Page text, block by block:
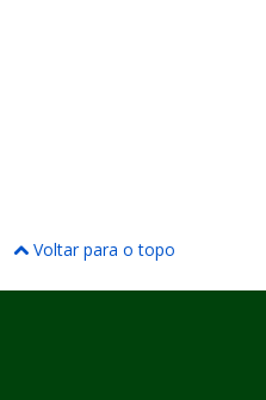
Voltar para o topo